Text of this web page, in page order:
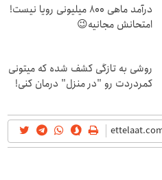
درآمد ماهی 800 میلیونی رویا نیست!
امتحانش مجانیه😉
روشی به تازگی کشف شده که میتونی
کمردردت رو "در منزل" درمان کنی!